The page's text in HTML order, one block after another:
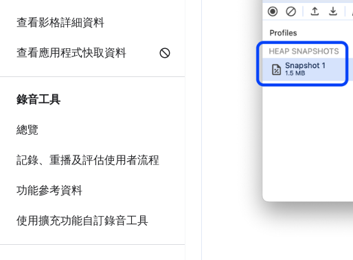
查看影格詳細資料
查看應用程式快取資料
錄音工具
總覽
記錄、重播及評估使用者流程
功能參考資料
使用擴充功能自訂錄音工具